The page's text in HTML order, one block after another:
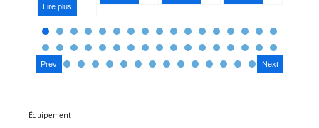
Lire plus
Prev Next
Équipement